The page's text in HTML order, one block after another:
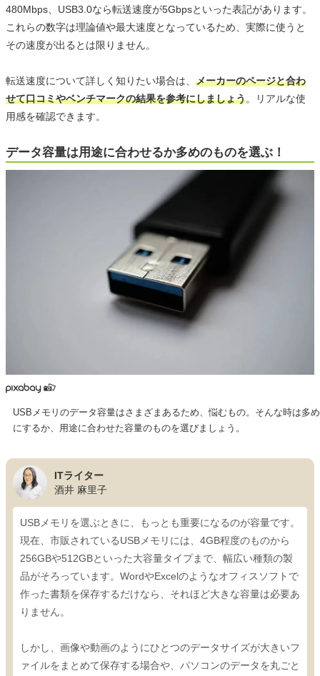
480Mbps、USB3.0なら転送速度が5Gbpsといった表記があります。
これらの数字は理論値や最大速度となっているため、実際に使うと
その速度が出るとは限りません。
転送速度について詳しく知りたい場合は、 メーカーのページと合わ
せて口コミやベンチマークの結果を参考にしましょう。リアルな使
用感を確認できます。
データ容量は用途に合わせるか多めのものを選ぶ！
USBメモリのデータ容量はさまざまあるため、悩むもの。そんな時は多め
にするか、用途に合わせた容量のものを選びましょう。
ITライター
酒井 麻里子
USBメモリを選ぶときに、もっとも重要になるのが容量です。
現在、市販されているUSBメモリには、4GB程度のものから
256GBや512GBといった大容量タイプまで、幅広い種類の製
品がそろっています。WordやExcelのようなオフィスソフトで
作った書類を保存するだけなら、それほど大きな容量は必要あ
りません。
しかし、画像や動画のようにひとつのデータサイズが大きいフ
ァイルをまとめて保存する場合や、パソコンのデータを丸ごと